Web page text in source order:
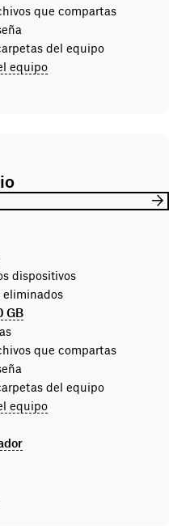
que compartas
del equipo
equipo
dispositivos
eliminados
GB
que compartas
del equipo
equipo